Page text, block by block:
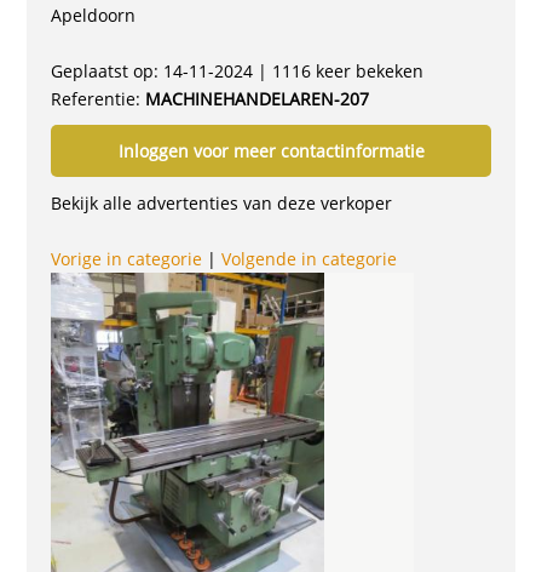
Apeldoorn
Geplaatst op: 14-11-2024 | 1116 keer bekeken
Referentie: MACHINEHANDELAREN-207
Inloggen voor meer contactinformatie
Bekijk alle advertenties van deze verkoper
Vorige in categorie |Volgende in categorie